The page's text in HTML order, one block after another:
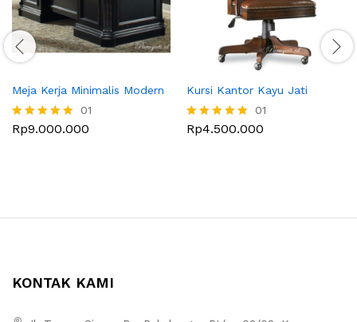
Meja Kerja Minimalis Modern
Dinilai
01
Rp9.000.000
Kursi Kantor Kayu Jati
Dinilai
01
Rp4.500.000
KONTAK KAMI